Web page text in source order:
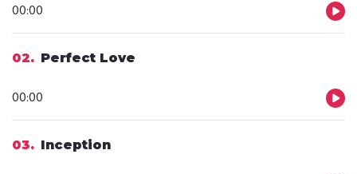
plików
dźwiękowych
00:00
02 Perfect Love
plików
dźwiękowych
00:00
03 Inception